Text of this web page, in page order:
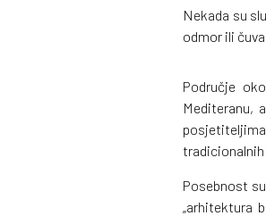
Nekada su
odmor ili
Područje
Mediteranu,
Posebnost
„arhitektura